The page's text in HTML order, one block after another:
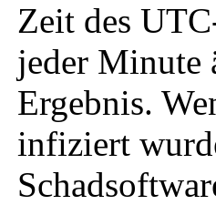
Zeit des
jeder Minute
Ergebnis.
infiziert